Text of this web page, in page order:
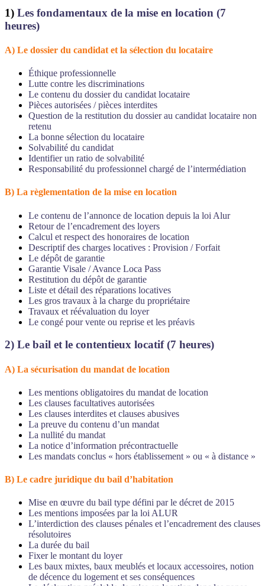
1) Les fondamentaux de la mise en location (7
heures)
A) Le dossier du candidat et la sélection du locataire
Éthique professionnelle
Lutte contre les discriminations
Le contenu du dossier du candidat locataire
Pièces autorisées / pièces interdites
Question de la restitution du dossier au candidat locataire non
retenu
La bonne sélection du locataire
Solvabilité du candidat
Identifier un ratio de solvabilité
Responsabilité du professionnel chargé de l’intermédiation
B) La règlementation de la mise en location
Le contenu de l’annonce de location depuis la loi Alur
Retour de l’encadrement des loyers
Calcul et respect des honoraires de location
Descriptif des charges locatives : Provision / Forfait
Le dépôt de garantie
Garantie Visale / Avance Loca Pass
Restitution du dépôt de garantie
Liste et détail des réparations locatives
Les gros travaux à la charge du propriétaire
Travaux et réévaluation du loyer
Le congé pour vente ou reprise et les préavis
2) Le bail et le contentieux locatif (7 heures)
A) La sécurisation du mandat de location
Les mentions obligatoires du mandat de location
Les clauses facultatives autorisées
Les clauses interdites et clauses abusives
La preuve du contenu d’un mandat
La nullité du mandat
La notice d’information précontractuelle
Les mandats conclus « hors établissement » ou « à distance »
B) Le cadre juridique du bail d’habitation
Mise en œuvre du bail type défini par le décret de 2015
Les mentions imposées par la loi ALUR
L’interdiction des clauses pénales et l’encadrement des clauses
résolutoires
La durée du bail
Fixer le montant du loyer
Les baux mixtes, baux meublés et locaux accessoires, notion
de décence du logement et ses conséquences